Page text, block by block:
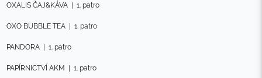
OXALIS ČAJ&KÁVA | 1. patro
OXO BUBBLE TEA | 1. patro
PANDORA | 1. patro
PAPÍRNICTVÍ AKM | 1. patro